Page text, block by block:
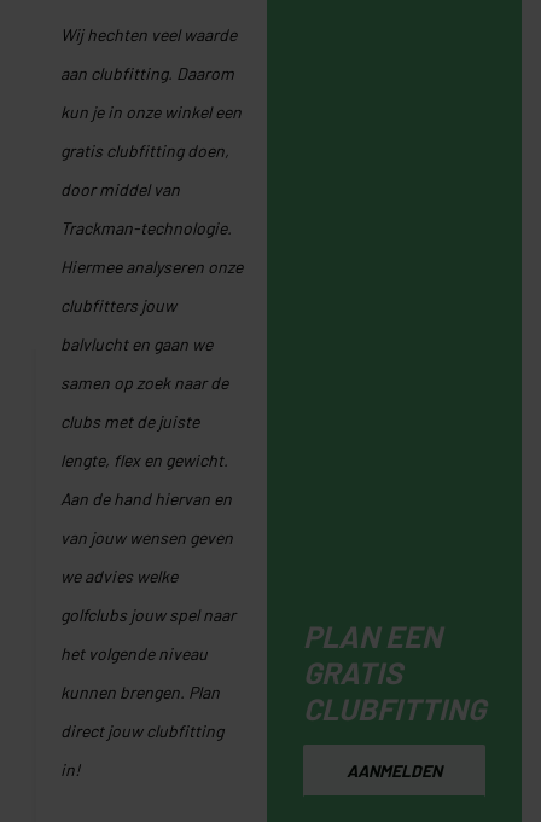
Wij hechten veel waarde
aan clubfitting. Daarom
kun je in onze winkel een
gratis clubfitting doen,
door middel van
Trackman-technologie.
Hiermee analyseren onze
clubfitters jouw
balvlucht en gaan we
samen op zoek naar de
clubs met de juiste
lengte, flex en gewicht.
Aan de hand hiervan en
van jouw wensen geven
we advies welke
golfclubs jouw spel naar
het volgende niveau
kunnen brengen. Plan
direct jouw clubfitting
in!
PLAN EEN
GRATIS
CLUBFITTING
AANMELDEN